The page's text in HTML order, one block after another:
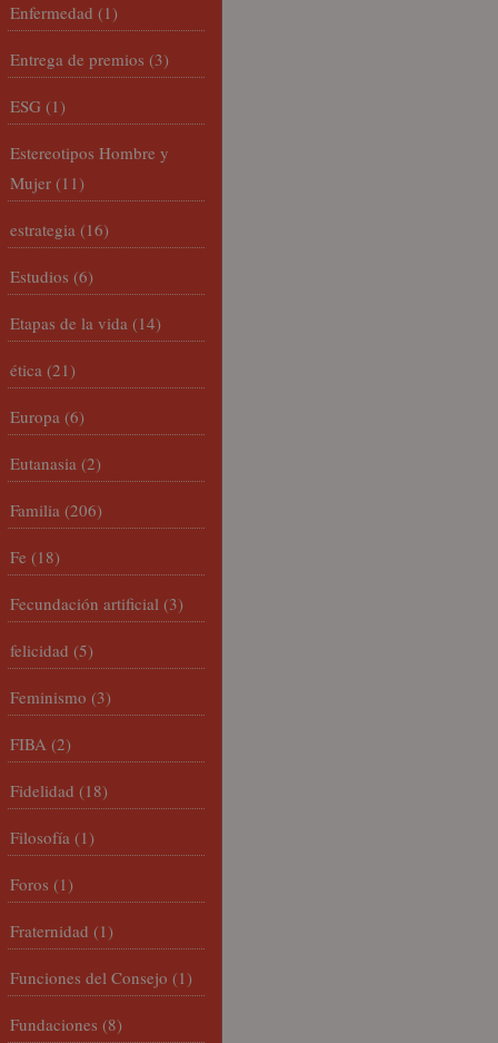
Enfermedad (1)
Entrega de premios (3)
ESG (1)
Estereotipos Hombre y
Mujer (11)
estrategia (16)
Estudios (6)
Etapas de la vida (14)
ética (21)
Europa (6)
Eutanasia (2)
Familia (206)
Fe (18)
Fecundación artificial (3)
felicidad (5)
Feminismo (3)
FIBA (2)
Fidelidad (18)
Filosofía (1)
Foros (1)
Fraternidad (1)
Funciones del Consejo (1)
Fundaciones (8)